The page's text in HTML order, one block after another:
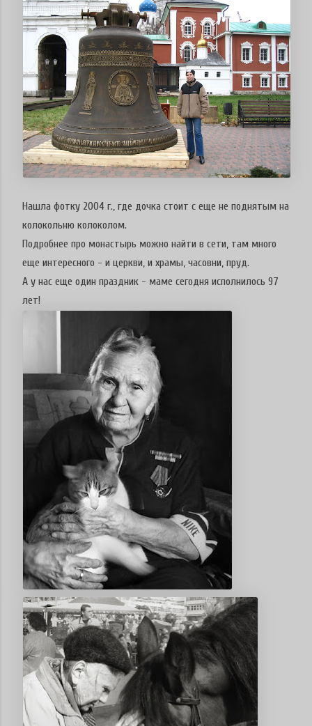
Нашла фотку 2004 г., где дочка стоит с еще не поднятым на
колокольню колоколом.
Подробнее про монастырь можно найти в сети, там много
еще интересного - и церкви, и храмы, часовни, пруд.
А у нас еще один праздник - маме сегодня исполнилось 97
лет!